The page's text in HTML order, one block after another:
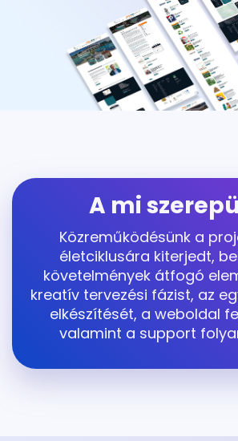
A mi
Közreműködésünk a
életciklusára kiterjedt,
követelmények átfogó
kreatív tervezési fázist, az
elkészítését, a weboldal
valamint a support